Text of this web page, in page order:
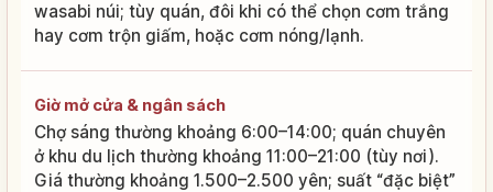
wasabi núi; tùy quán, đôi khi có thể chọn cơm trắng
hay cơm trộn giấm, hoặc cơm nóng/lạnh.
Giờ mở cửa & ngân sách
Chợ sáng thường khoảng 6:00–14:00; quán chuyên
ở khu du lịch thường khoảng 11:00–21:00 (tùy nơi).
Giá thường khoảng 1.500–2.500 yên; suất “đặc biệt”